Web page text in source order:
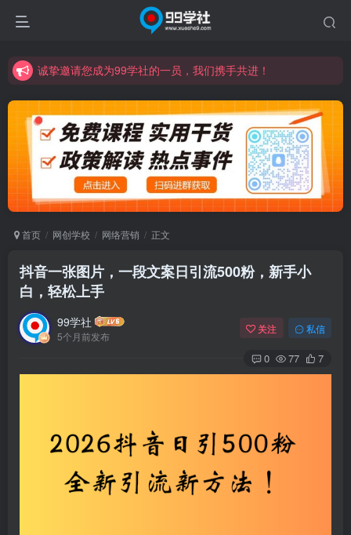
诚挚邀请您成为99学社的一员，我们携手共进！
学习路上不孤独，99学社与你同行！分享全网优质VIP资源，炒股教程、创业教程、网络营销教程、自媒体短视频教程等，长期更新各大精品创业项目！
首页 网创学校 网络营销 正文
抖音一张图片，一段文案日引流500粉，新手小
白，轻松上手
99学社
5个月前发布
关注 私信
0 77 7